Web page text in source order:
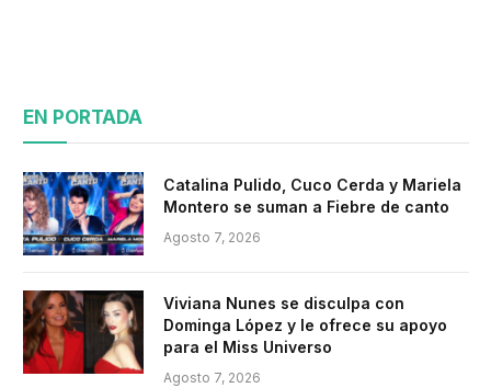
EN PORTADA
Catalina Pulido, Cuco Cerda y Mariela
Montero se suman a Fiebre de canto
Agosto 7, 2026
Viviana Nunes se disculpa con
Dominga López y le ofrece su apoyo
para el Miss Universo
Agosto 7, 2026